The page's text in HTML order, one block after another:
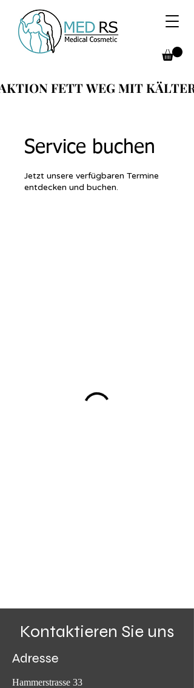
FETT WEG MIT KÄLTER
FETT WEG MIT KÄLTER
Service buchen
Jetzt unsere verfügbaren Termine
entdecken und buchen.
Kontaktieren Sie uns
Adresse
Hammerstrasse 33